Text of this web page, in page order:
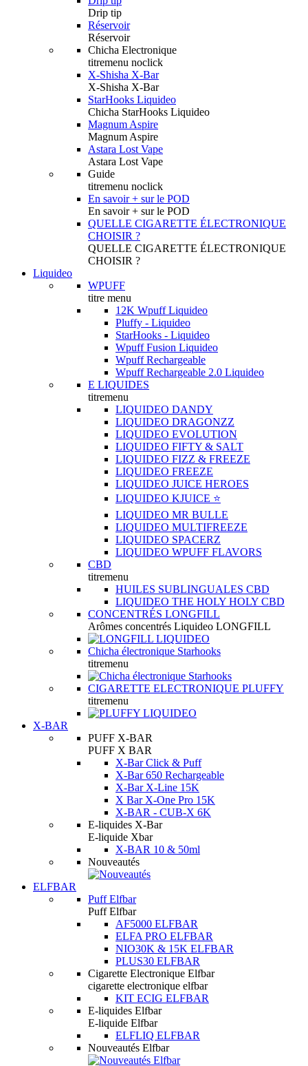
Drip tip
Réservoir
Réservoir
Chicha Electronique
titremenu noclick
X-Shisha X-Bar
X-Shisha X-Bar
StarHooks Liquideo
Chicha StarHooks Liquideo
Magnum Aspire
Magnum Aspire
Astara Lost Vape
Astara Lost Vape
Guide
titremenu noclick
En savoir + sur le POD
En savoir + sur le POD
QUELLE CIGARETTE ÉLECTRONIQUE
CHOISIR ?
QUELLE CIGARETTE ÉLECTRONIQUE
CHOISIR ?
Liquideo
WPUFF
titre menu
12K Wpuff Liquideo
Pluffy - Liquideo
StarHooks - Liquideo
Wpuff Fusion Liquideo
Wpuff Rechargeable
Wpuff Rechargeable 2.0 Liquideo
E LIQUIDES
titremenu
LIQUIDEO DANDY
LIQUIDEO DRAGONZZ
LIQUIDEO EVOLUTION
LIQUIDEO FIFTY & SALT
LIQUIDEO FIZZ & FREEZE
LIQUIDEO FREEZE
LIQUIDEO JUICE HEROES
LIQUIDEO KJUICE ⭐️
LIQUIDEO MR BULLE
LIQUIDEO MULTIFREEZE
LIQUIDEO SPACERZ
LIQUIDEO WPUFF FLAVORS
CBD
titremenu
HUILES SUBLINGUALES CBD
LIQUIDEO THE HOLY HOLY CBD
CONCENTRÉS LONGFILL
Arômes concentrés Liquideo LONGFILL
Chicha électronique Starhooks
titremenu
CIGARETTE ELECTRONIQUE PLUFFY
titremenu
X-BAR
PUFF X-BAR
PUFF X BAR
X-Bar Click & Puff
X-Bar 650 Rechargeable
X-Bar X-Line 15K
X Bar X-One Pro 15K
X-BAR - CUB-X 6K
E-liquides X-Bar
E-liquide Xbar
X-BAR 10 & 50ml
Nouveautés
ELFBAR
Puff Elfbar
Puff Elfbar
AF5000 ELFBAR
ELFA PRO ELFBAR
NIO30K & 15K ELFBAR
PLUS30 ELFBAR
Cigarette Electronique Elfbar
cigarette electronique elfbar
KIT ECIG ELFBAR
E-liquides Elfbar
E-liquide Elfbar
ELFLIQ ELFBAR
Nouveautés Elfbar